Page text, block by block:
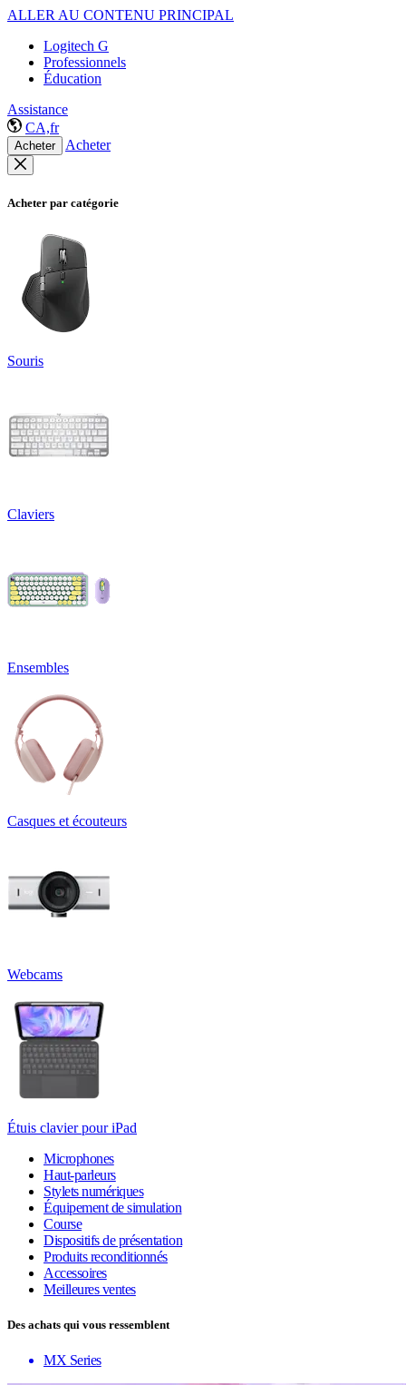
ALLER AU CONTENU PRINCIPAL
Logitech G
Professionnels
Éducation
Assistance
CA,fr
Acheter Acheter
Acheter par catégorie
Souris
Claviers
Ensembles
Casques et écouteurs
Webcams
Étuis clavier pour iPad
Microphones
Haut-parleurs
Stylets numériques
Équipement de simulation
Course
Dispositifs de présentation
Produits reconditionnés
Accessoires
Meilleures ventes
Des achats qui vous ressemblent
MX Series